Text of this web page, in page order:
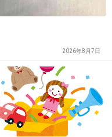
値もないクズ
￣￣￣￣￣￣￣￣￣
2026年8月7日